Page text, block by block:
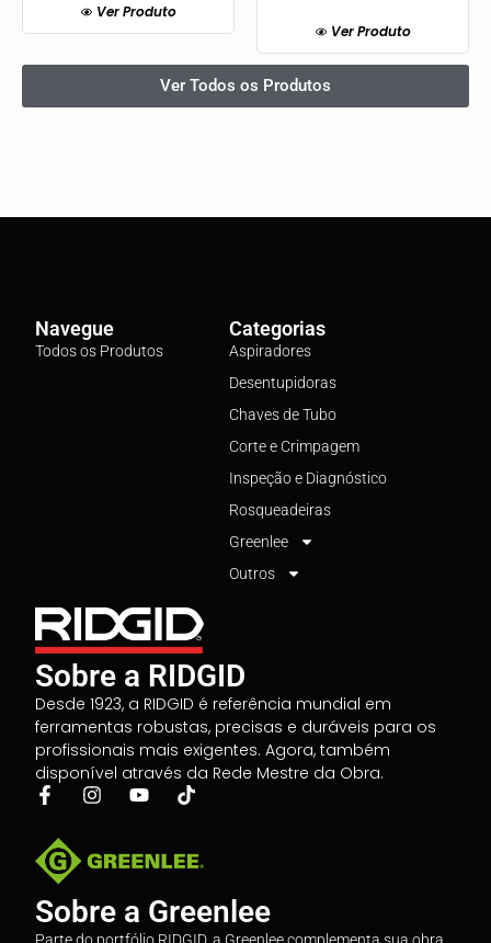
Ver Produto
Ver Produto
Ver Todos os Produtos
Sobre a RIDGID
Desde 1923, a RIDGID é referência mundial em
ferramentas robustas, precisas e duráveis para os
profissionais mais exigentes. Agora, também
disponível através da Rede Mestre da Obra.
Sobre a Greenlee
Navegue
Todos os Produtos
Categorias
Aspiradores
Desentupidoras
Chaves de Tubo
Corte e Crimpagem
Inspeção e Diagnóstico
Rosqueadeiras
Greenlee
Outros